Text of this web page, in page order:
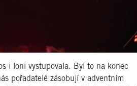
i loni vystupovala. Byl to na konec
pořadatelé zásobují v adventním